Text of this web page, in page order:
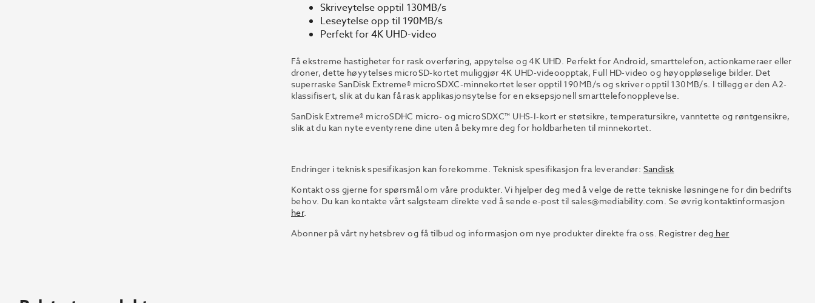
Skriveytelse opptil 130MB/s
Leseytelse opp til 190MB/s
Perfekt for 4K UHD-video
Få ekstreme hastigheter for rask overføring, appytelse og 4K UHD. Perfekt for Android, smarttelefon, actionkameraer eller
droner, dette høyytelses microSD-kortet muliggjør 4K UHD-videoopptak, Full HD-video og høyoppløselige bilder. Det
superraske SanDisk Extreme® microSDXC-minnekortet leser opptil 190MB/s og skriver opptil 130MB/s. I tillegg er den A2-
klassifisert, slik at du kan få rask applikasjonsytelse for en eksepsjonell smarttelefonopplevelse.
SanDisk Extreme® microSDHC micro- og microSDXC™ UHS-I-kort er støtsikre, temperatursikre, vanntette og røntgensikre,
slik at du kan nyte eventyrene dine uten å bekymre deg for holdbarheten til minnekortet.
Endringer i teknisk spesifikasjon kan forekomme. Teknisk spesifikasjon fra leverandør: Sandisk
Kontakt oss gjerne for spørsmål om våre produkter. Vi hjelper deg med å velge de rette tekniske løsningene for din bedrifts
behov. Du kan kontakte vårt salgsteam direkte ved å sende e-post til sales@mediability.com. Se øvrig kontaktinformasjon
her.
Abonner på vårt nyhetsbrev og få tilbud og informasjon om nye produkter direkte fra oss. Registrer deg her